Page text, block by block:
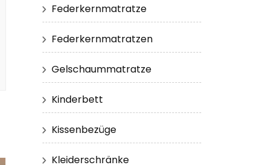
Federkernmatratze
Federkernmatratzen
Gelschaummatratze
Kinderbett
Kissenbezüge
Kleiderschränke